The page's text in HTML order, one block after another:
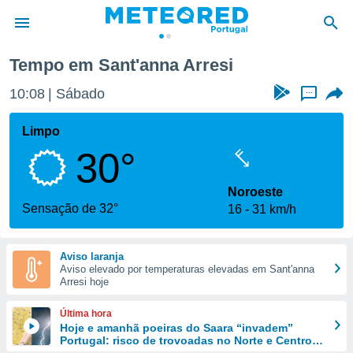
da
foi
fornecidas
a este
das
e
forma
digital
Tempo em Sant'anna Arresi
10:08 Sábado ...
Limpo
30°
Sensação de 32°
Noroeste
16
31 km/h
Aviso laranja
Aviso elevado por temperaturas elevadas em Sant'anna
Arresi hoje
Última hora
Hoje e amanhã poeiras do Saara “invadem”
Portugal: risco de trovoadas no Norte e Centro